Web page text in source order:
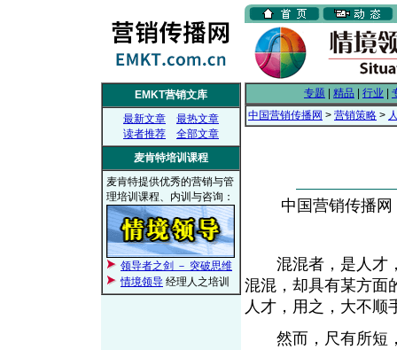
EMKT营销文库
最新文章
最热文章
读者推荐
全部文章
麦肯特培训课程
麦肯特提供优秀的营销与管
理培训课程、内训与咨询：
领导者之剑 － 突破思维
情境领导 经理人之培训
专题 精品 行业
中国营销传播网 > 营销策略 >
中国营销传播
混混者，是人才，
混混，却具有某方面
人才，用之，大不
然而，尺有所短，